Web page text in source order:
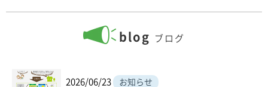
blog ブログ
2026/06/23 お知らせ